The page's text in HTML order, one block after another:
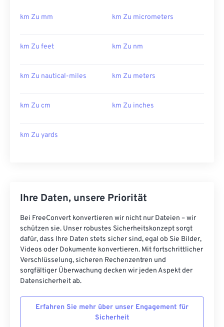
km Zu mm km Zu micrometers
km Zu feet km Zu nm
km Zu nautical-miles km Zu meters
km Zu cm km Zu inches
km Zu yards
Ihre Daten, unsere Priorität
Bei FreeConvert konvertieren wir nicht nur Dateien – wir
schützen sie. Unser robustes Sicherheitskonzept sorgt
dafür, dass Ihre Daten stets sicher sind, egal ob Sie Bilder,
Videos oder Dokumente konvertieren. Mit fortschrittlicher
Verschlüsselung, sicheren Rechenzentren und
sorgfältiger Überwachung decken wir jeden Aspekt der
Datensicherheit ab.
Erfahren Sie mehr über unser Engagement für
Sicherheit